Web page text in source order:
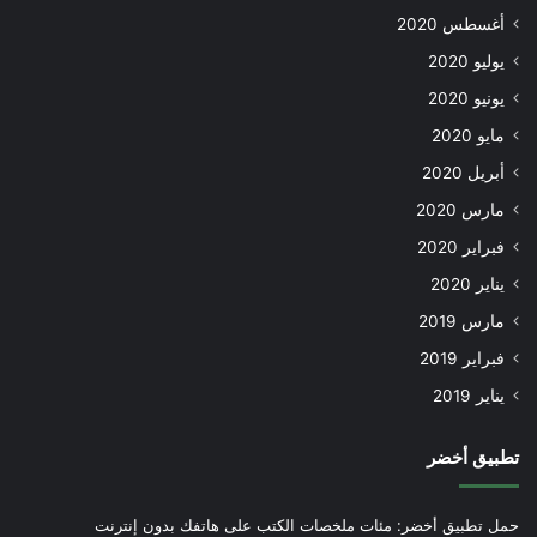
أغسطس 2020
يوليو 2020
يونيو 2020
مايو 2020
أبريل 2020
مارس 2020
فبراير 2020
يناير 2020
مارس 2019
فبراير 2019
يناير 2019
تطبيق أخضر
حمل تطبيق أخضر: مئات ملخصات الكتب على هاتفك بدون إنترنت